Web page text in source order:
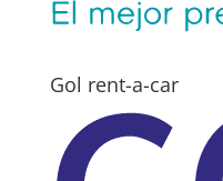
Gol rent-a-car